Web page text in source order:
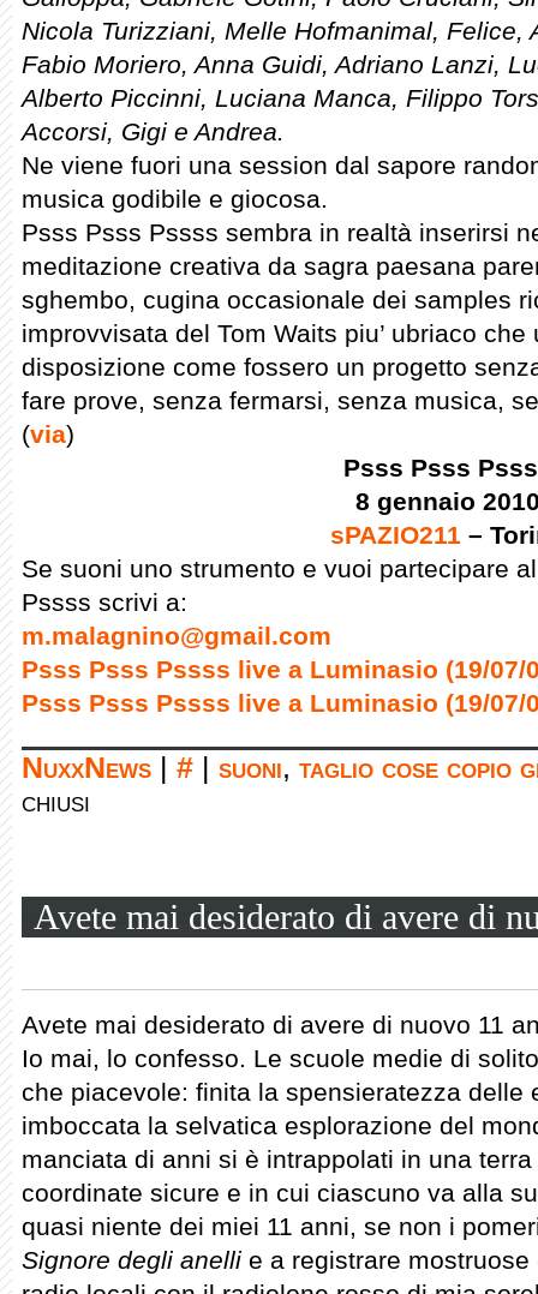
Nicola Turizziani, Melle Hofmanimal, Felice,
Fabio Moriero, Anna Guidi, Adriano Lanzi,
Alberto Piccinni, Luciana Manca, Filippo
Accorsi, Gigi e Andrea.
Ne viene fuori una session dal sapore
musica godibile e giocosa.
Psss Psss Pssss sembra in realtà inserirsi
meditazione creativa da sagra paesana
sghembo, cugina occasionale dei samples
improvvisata del Tom Waits piu’ ubriaco
disposizione come fossero un progetto
fare prove, senza fermarsi, senza musica,
(via)
Psss Psss
8 gennaio
sPAZIO211–
Se suoni uno strumento e vuoi partecipare
Pssss scrivi a:
m.malagnino@gmail.com
Psss Psss Pssss live a Luminasio (19/07/
Psss Psss Pssss live a Luminasio (19/07/
NuxxNews # suoni, taglio cose copio
chiusi
Avete mai desiderato di avere di
Avete mai desiderato di avere di nuovo 11
Io mai, lo confesso. Le scuole medie di
che piacevole: finita la spensieratezza delle
imboccata la selvatica esplorazione del
manciata di anni si è intrappolati in una
coordinate sicure e in cui ciascuno va alla
quasi niente dei miei 11 anni, se non i
Signore degli anelli e a registrare